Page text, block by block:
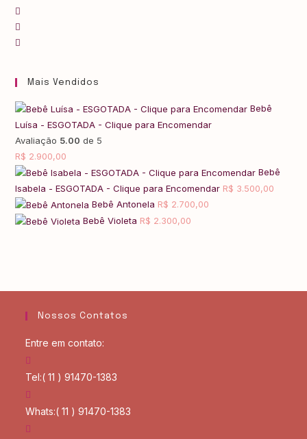
Mais Vendidos
Bebê
Luísa - ESGOTADA - Clique para Encomendar
Avaliação 5.00 de 5
R$ 2.900,00
Bebê
Isabela - ESGOTADA - Clique para Encomendar R$ 3.500,00
Bebê Antonela R$ 2.700,00
Bebê Violeta R$ 2.300,00
Nossos Contatos
Entre em contato:
Tel:( 11 ) 91470-1383
Whats:( 11 ) 91470-1383